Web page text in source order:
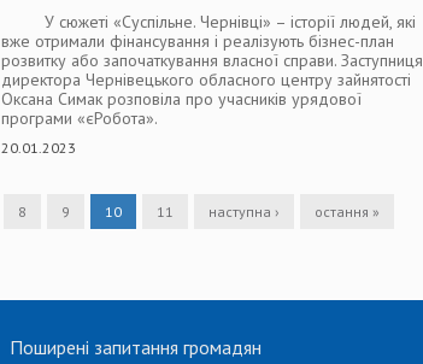
У сюжеті «Суспільне. Чернівці» – історії людей, які
вже отримали фінансування і реалізують бізнес-план
розвитку або започаткування власної справи. Заступниця
директора Чернівецького обласного центру зайнятості
Оксана Симак розповіла про учасників урядової
програми «єРобота».
20.01.2023
8 9 10 11 наступна › остання »
Поширені запитання громадян